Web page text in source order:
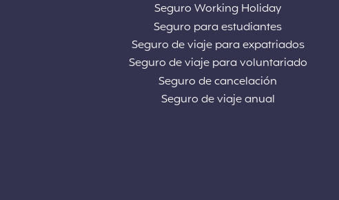
Seguro Working Holiday
Seguro para estudiantes
Seguro de viaje para expatriados
Seguro de viaje para voluntariado
Seguro de cancelación
Seguro de viaje anual